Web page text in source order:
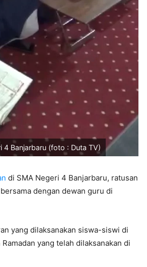
4 Banjarbaru (foto : Duta TV)
di SMA Negeri 4 Banjarbaru, ratusan
dengan dewan guru di
yang dilaksanakan siswa-siswi di
yang telah dilaksanakan di